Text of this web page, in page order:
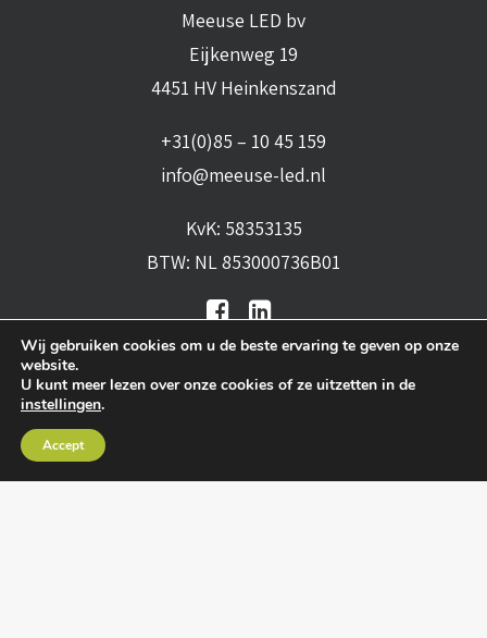
Meeuse LED bv
Eijkenweg 19
4451 HV Heinkenszand
+31(0)85 – 10 45 159
info@meeuse-led.nl
KvK: 58353135
BTW: NL 853000736B01
leveringsvoorwaarden
Wij gebruiken cookies om u de beste ervaring te geven op onze
website.
U kunt meer lezen over onze cookies of ze uitzetten in de
instellingen.
Accept